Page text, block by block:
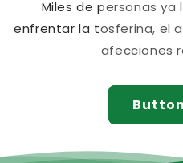
Miles de personas
enfrentar la tosferina, el
afecciones